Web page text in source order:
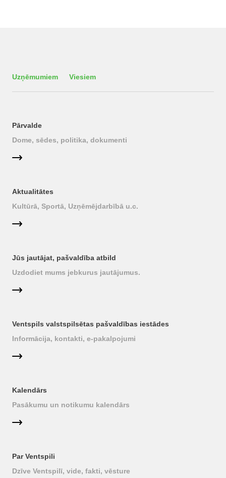
Uzņēmumiem Viesiem
Pārvalde
Dome, sēdes, politika, dokumenti
Aktualitātes
Kultūrā, Sportā, Uzņēmējdarbībā u.c.
Jūs jautājat, pašvaldība atbild
Uzdodiet mums jebkurus jautājumus.
Ventspils valstspilsētas pašvaldības iestādes
Informācija, kontakti, e-pakalpojumi
Kalendārs
Pasākumu un notikumu kalendārs
Par Ventspili
Dzīve Ventspilī, vide, fakti, vēsture